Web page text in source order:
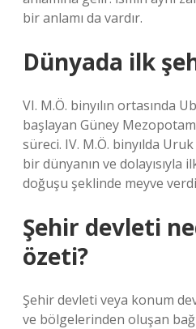
bir anlamı da vardır.
Dünyada ilk
VI. M.Ö. binyılın ortasında
başlayan Güney
süreci. IV. M.Ö. binyılda
bir dünyanın ve dolayısıyla
doğuşu şeklinde meyve
Şehir devleti
özeti?
Şehir devleti veya konum
ve bölgelerinden oluşan